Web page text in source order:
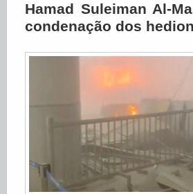
Hamad Suleiman Al-
condenação dos